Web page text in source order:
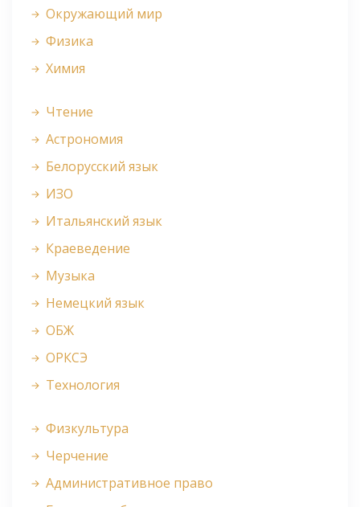
Окружающий мир
Физика
Химия
Чтение
Астрономия
Белорусский язык
ИЗО
Итальянский язык
Краеведение
Музыка
Немецкий язык
ОБЖ
ОРКСЭ
Технология
Физкультура
Черчение
Административное право